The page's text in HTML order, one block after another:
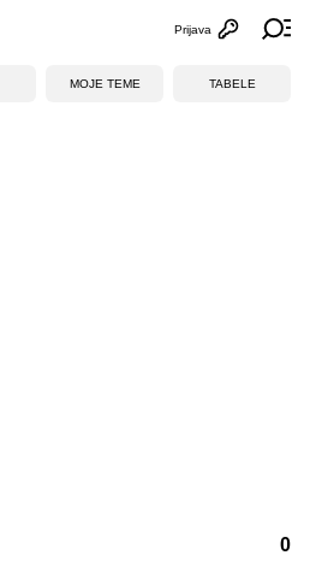
Otvori
Prijava
MOJE TEME TABELE
0